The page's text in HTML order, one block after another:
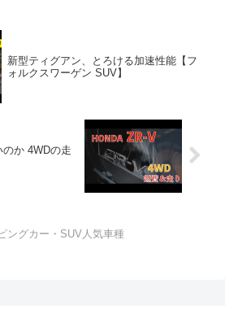
新型ティグアン、とろける加速性能【フ
ォルクスワーゲン SUV】
か 4WDの走
ングカー・SUV人気車種